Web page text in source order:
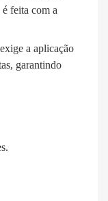
feita com a
a aplicação
garantindo
.